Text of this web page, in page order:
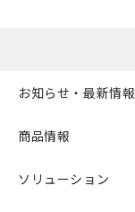
お知らせ・最新情報
商品情報
ソリューション